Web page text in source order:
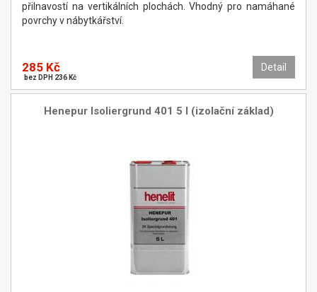
přilnavostí na vertikálních plochách. Vhodný pro namáhané
povrchy v nábytkářství.
Detail
285 Kč
bez DPH 236 Kč
Henepur Isoliergrund 401 5 l (izolační základ)